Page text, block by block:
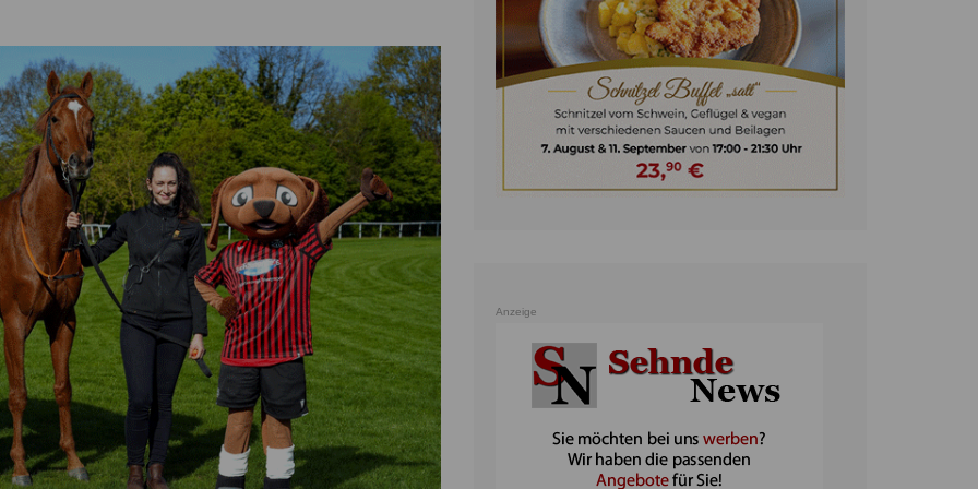
Überregionale Politik
Verwaltung
Wahlen
Tennis/Tischtennis
Wassersport
Kunst
Theater
Vorträge
Anzeige